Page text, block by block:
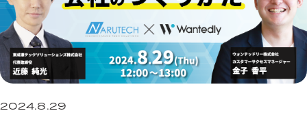
2024.8.29